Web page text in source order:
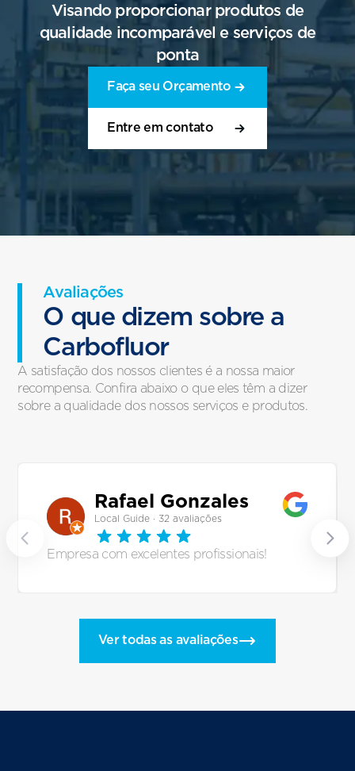
Visando proporcionar produtos de
qualidade incomparável e serviços de
ponta
Faça seu Orçamento
Entre em contato
Avaliações
O que dizem sobre a
Carbofluor
A satisfação dos nossos clientes é a nossa maior
recompensa. Confira abaixo o que eles têm a dizer
sobre a qualidade dos nossos serviços e produtos.
Rafael Gonzales
Local Guide · 32 avaliações
Empresa com excelentes profissionais!
Ver todas as avaliações